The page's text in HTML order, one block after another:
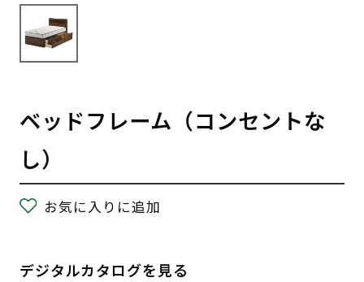
ベッドフレーム（コンセントな
し）
お気に入りに追加
デジタルカタログを見る